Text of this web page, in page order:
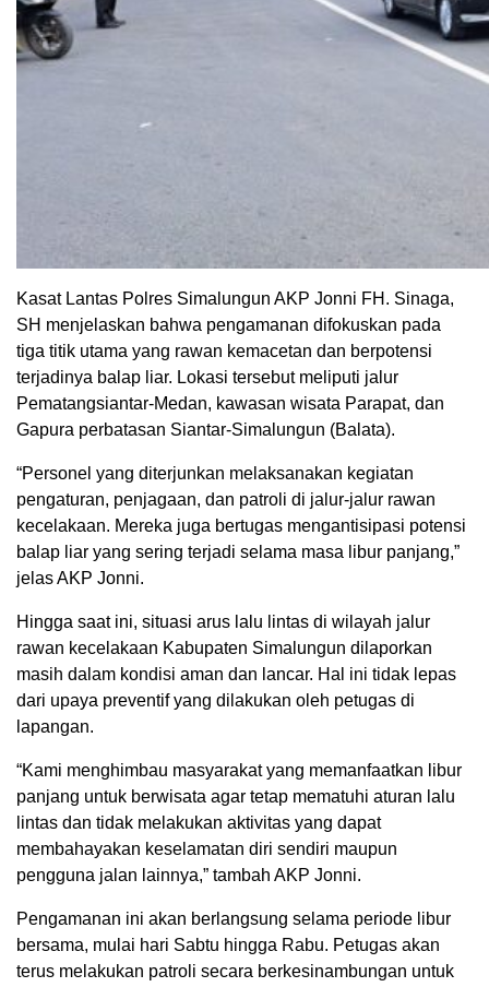
Kasat Lantas Polres Simalungun AKP Jonni FH. Sinaga,
SH menjelaskan bahwa pengamanan difokuskan pada
tiga titik utama yang rawan kemacetan dan berpotensi
terjadinya balap liar. Lokasi tersebut meliputi jalur
Pematangsiantar-Medan, kawasan wisata Parapat, dan
Gapura perbatasan Siantar-Simalungun (Balata).
“Personel yang diterjunkan melaksanakan kegiatan
pengaturan, penjagaan, dan patroli di jalur-jalur rawan
kecelakaan. Mereka juga bertugas mengantisipasi potensi
balap liar yang sering terjadi selama masa libur panjang,”
jelas AKP Jonni.
Hingga saat ini, situasi arus lalu lintas di wilayah jalur
rawan kecelakaan Kabupaten Simalungun dilaporkan
masih dalam kondisi aman dan lancar. Hal ini tidak lepas
dari upaya preventif yang dilakukan oleh petugas di
lapangan.
“Kami menghimbau masyarakat yang memanfaatkan libur
panjang untuk berwisata agar tetap mematuhi aturan lalu
lintas dan tidak melakukan aktivitas yang dapat
membahayakan keselamatan diri sendiri maupun
pengguna jalan lainnya,” tambah AKP Jonni.
Pengamanan ini akan berlangsung selama periode libur
bersama, mulai hari Sabtu hingga Rabu. Petugas akan
terus melakukan patroli secara berkesinambungan untuk